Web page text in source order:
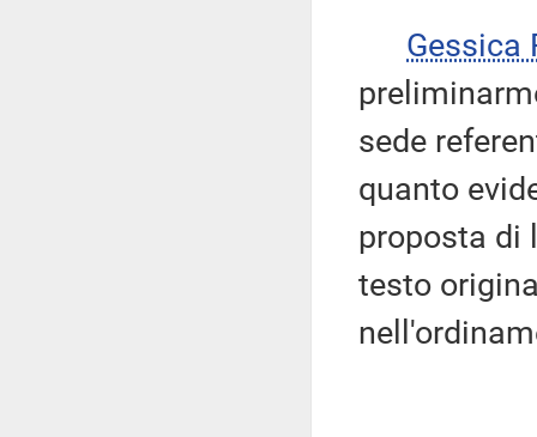
Gessica
sede
quanto
proposta di
testo